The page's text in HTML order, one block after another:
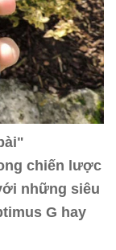
chiến lược
những siêu
G hay